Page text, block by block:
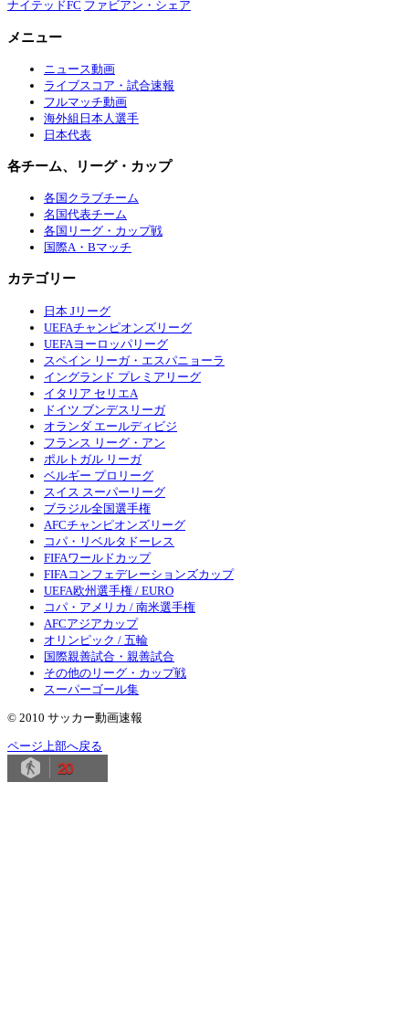
ナイテッドFC ファビアン・シェア
メニュー
ニュース動画
ライブスコア・試合速報
フルマッチ動画
海外組日本人選手
日本代表
各チーム、リーグ・カップ
各国クラブチーム
名国代表チーム
各国リーグ・カップ戦
国際A・Bマッチ
カテゴリー
日本 Jリーグ
UEFAチャンピオンズリーグ
UEFAヨーロッパリーグ
スペイン リーガ・エスパニョーラ
イングランド プレミアリーグ
イタリア セリエA
ドイツ ブンデスリーガ
オランダ エールディビジ
フランス リーグ・アン
ポルトガル リーガ
ベルギー プロリーグ
スイス スーパーリーグ
ブラジル全国選手権
AFCチャンピオンズリーグ
コパ・リベルタドーレス
FIFAワールドカップ
FIFAコンフェデレーションズカップ
UEFA欧州選手権 / EURO
コパ・アメリカ / 南米選手権
AFCアジアカップ
オリンピック / 五輪
国際親善試合・親善試合
その他のリーグ・カップ戦
スーパーゴール集
© 2010 サッカー動画速報
ページ上部へ戻る
20